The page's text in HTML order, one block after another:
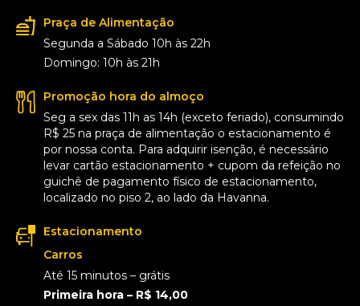
Praça de Alimentação
Segunda a Sábado 10h às 22h
Domingo: 10h às 21h
Promoção hora do almoço
Seg a sex das 11h as 14h (exceto feriado), consumindo
R$ 25 na praça de alimentação o estacionamento é
por nossa conta. Para adquirir isenção, é necessário
levar cartão estacionamento + cupom da refeição no
guichê de pagamento físico de estacionamento,
localizado no piso 2, ao lado da Havanna.
Estacionamento
Carros
Até 15 minutos – grátis
Primeira hora – R$ 14,00